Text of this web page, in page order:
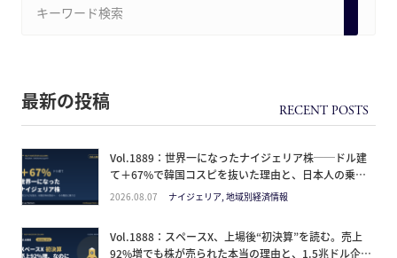
最新の投稿
Vol.1889：世界一になったナイジェリア株──ドル建
て＋67%で韓国コスピを抜いた理由と、日本人の乗り
方
2026.08.07 ナイジェリア, 地域別経済情報
Vol.1888：スペースX、上場後“初決算”を読む。売上
92%増でも株が売られた本当の理由と、1.5兆ドル企業